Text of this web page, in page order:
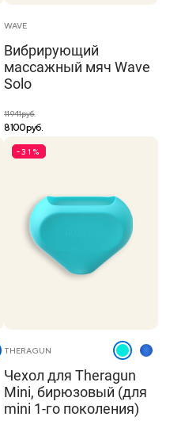
WAVE
Вибрирующий
массажный мяч Wave
Solo
11 941 руб.
8 100 руб.
-31%
THERAGUN
Чехол для Theragun
Mini, бирюзовый (для
mini 1-го поколения)